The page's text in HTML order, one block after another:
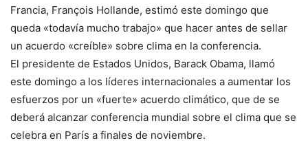
Francia, François Hollande, estimó este domingo que
queda «todavía mucho trabajo» que hacer antes de sellar
un acuerdo «creíble» sobre clima en la conferencia.
El presidente de Estados Unidos, Barack Obama, llamó
este domingo a los líderes internacionales a aumentar los
esfuerzos por un «fuerte» acuerdo climático, que de se
deberá alcanzar conferencia mundial sobre el clima que se
celebra en París a finales de noviembre.